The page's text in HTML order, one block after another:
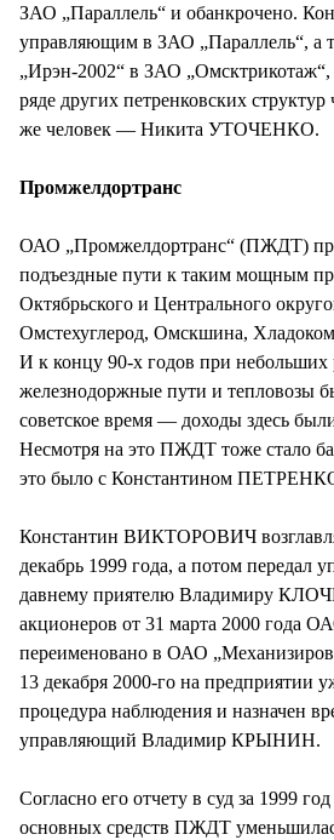
ЗАО „Параллель“ и обанкрочено.
управляющим в ЗАО „Параллель“, а
„Ирэн-2002“ в ЗАО
ряде других петренковских
же человек — Никита УТОЧЕНКО.
Промжелдортранс
ОАО „Промжелдортранс“ (ПЖДТ)
подъездные пути к таким мощным
Октябрьского и Центрального
Омстехуглерод, Омскшина,
И к концу 90-х годов при небольших
железнодоржные пути и тепловозы
советское время — доходы здесь
Несмотря на это ПЖДТ тоже стало
это было с Константином
Константин ВИКТОРОВИЧ
декабрь 1999 года, а потом передал
давнему приятелю Владимиру
акционеров от 31 марта 2000 года
переименовано в ОАО
13 декабря 2000-го на предприятии
процедура наблюдения и назначен
управляющий Владимир КРЫНИН.
Согласно его отчету в суд за 1999
основных средств ПЖДТ